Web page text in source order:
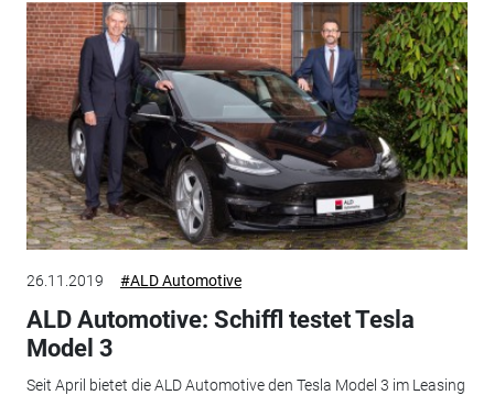
26.11.2019 #ALD Automotive
ALD Automotive: Schiffl testet Tesla
Model 3
Seit April bietet die ALD Automotive den Tesla Model 3 im Leasing